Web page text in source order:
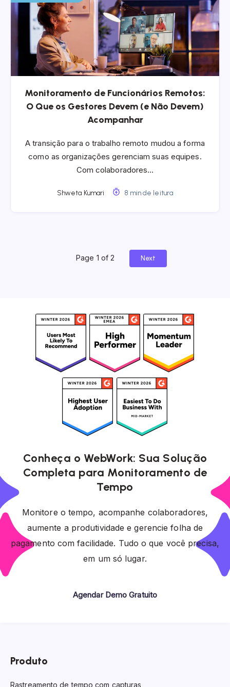
Monitoramento de Funcionários Remotos:
O Que os Gestores Devem (e Não Devem)
Acompanhar
A transição para o trabalho remoto mudou a forma
como as organizações gerenciam suas equipes.
Com colaboradores…
Shweta Kumari 8 min de leitura
Page 1 of 2 Next
Conheça o WebWork: Sua Solução
Completa para Monitoramento de
Tempo
Monitore o tempo, acompanhe colaboradores,
aumente a produtividade e gerencie folha de
pagamento com facilidade. Tudo o que você precisa,
em um só lugar.
Agendar Demo Gratuito
Produto
Rastreamento de tempo com capturas